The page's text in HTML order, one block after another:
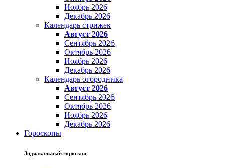
Ноябрь 2026
Декабрь 2026
Календарь стрижек
Август 2026
Сентябрь 2026
Октябрь 2026
Ноябрь 2026
Декабрь 2026
Календарь огородника
Август 2026
Сентябрь 2026
Октябрь 2026
Ноябрь 2026
Декабрь 2026
Гороскопы
Зодиакальный гороскоп